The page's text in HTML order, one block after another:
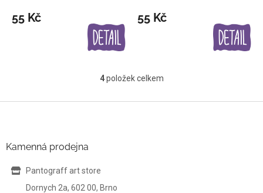
55 Kč 55 Kč
O
l
4položek celkem
Kamenná prodejna
Pantograff art store
Dornych 2a, 602 00, Brno